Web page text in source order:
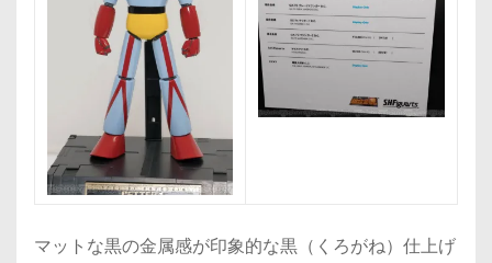
マットな黒の金属感が印象的な黒（くろがね）仕上げ